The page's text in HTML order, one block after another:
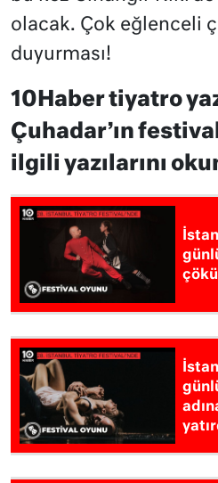
olacak. Çok eğlenceli
duyurması!
10Haber tiyatro
Çuhadar’ın
ilgili yazılarını